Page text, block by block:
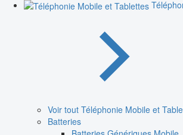
Voir tout Téléphonie Mobile et
Batteries